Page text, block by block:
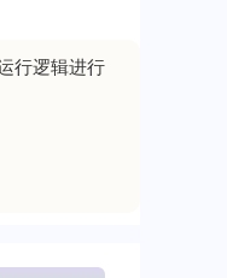
行逻辑进行